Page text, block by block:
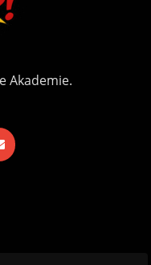
Akademie.